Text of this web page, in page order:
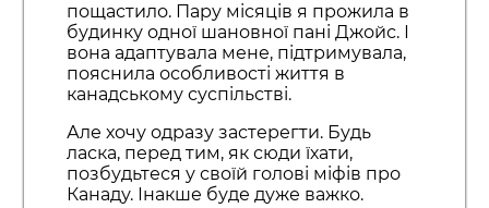
пощастило. Пару місяців я прожила в
будинку одної шановної пані Джойс. І
вона адаптувала мене, підтримувала,
пояснила особливості життя в
канадському суспільстві.
Але хочу одразу застерегти. Будь
ласка, перед тим, як сюди їхати,
позбудьтеся у своїй голові міфів про
Канаду. Інакше буде дуже важко.